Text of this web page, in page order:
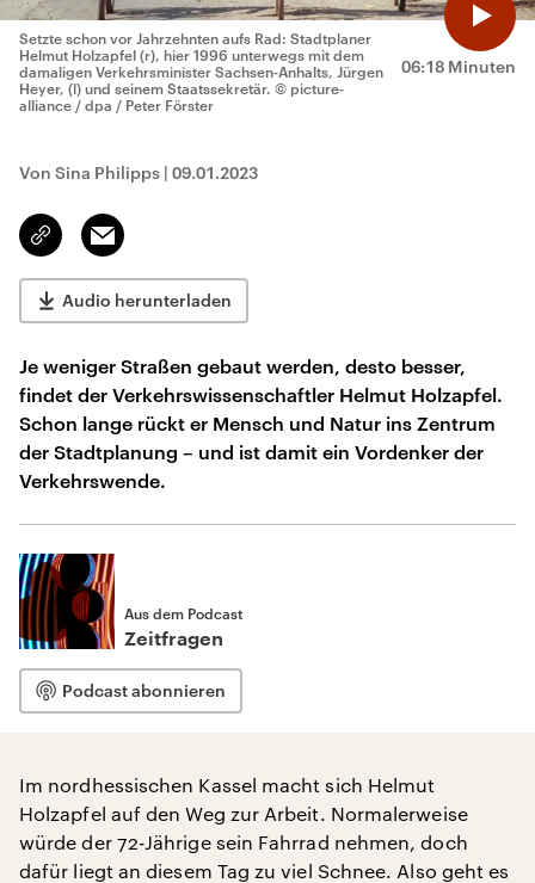
06:18 Minuten
Setzte schon vor Jahrzehnten aufs Rad: Stadtplaner
Helmut Holzapfel (r), hier 1996 unterwegs mit dem
damaligen Verkehrsminister Sachsen-Anhalts, Jürgen
Heyer, (l) und seinem Staatssekretär. © picture-
alliance / dpa / Peter Förster
Von Sina Philipps | 09.01.2023
Link
kopieren/teilen
Email
Audio herunterladen
Je weniger Straßen gebaut werden, desto besser,
findet der Verkehrswissenschaftler Helmut Holzapfel.
Schon lange rückt er Mensch und Natur ins Zentrum
der Stadtplanung – und ist damit ein Vordenker der
Verkehrswende.
Aus dem Podcast
Zeitfragen
Podcast abonnieren
Im nordhessischen Kassel macht sich Helmut
Holzapfel auf den Weg zur Arbeit. Normalerweise
würde der 72-Jährige sein Fahrrad nehmen, doch
dafür liegt an diesem Tag zu viel Schnee. Also geht es